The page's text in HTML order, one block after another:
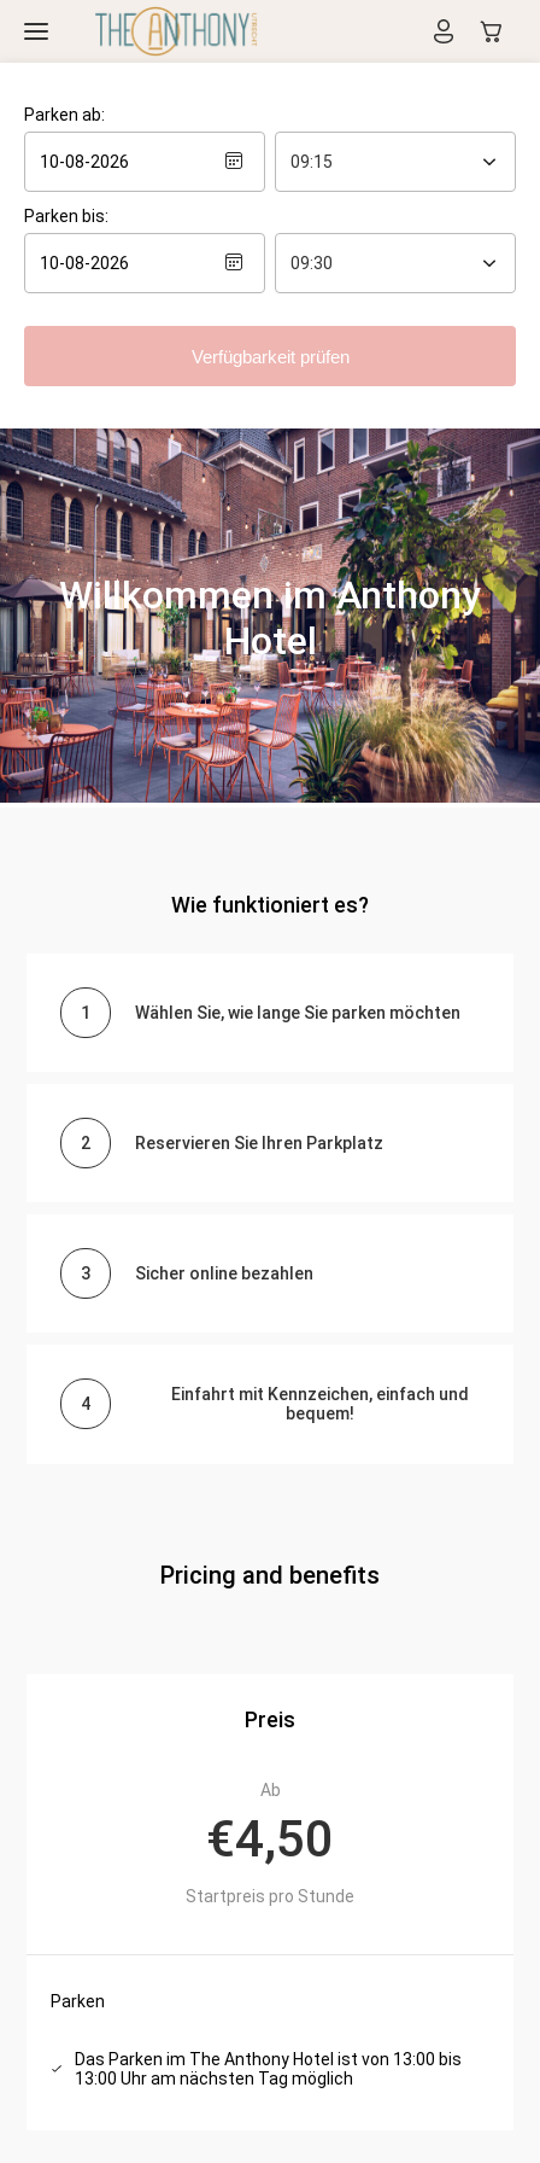
Willkommen im Anthony
Hotel
Parken ab:
Parken bis:
Verfügbarkeit prüfen
Wie funktioniert es?
1 Wählen Sie, wie lange Sie parken möchten
2 Reservieren Sie Ihren Parkplatz
3 Sicher online bezahlen
4
Einfahrt mit Kennzeichen, einfach und
bequem!
Pricing and benefits
Preis
Ab
€4,50
Startpreis pro Stunde
Parken
Das Parken im The Anthony Hotel ist von 13:00 bis
13:00 Uhr am nächsten Tag möglich